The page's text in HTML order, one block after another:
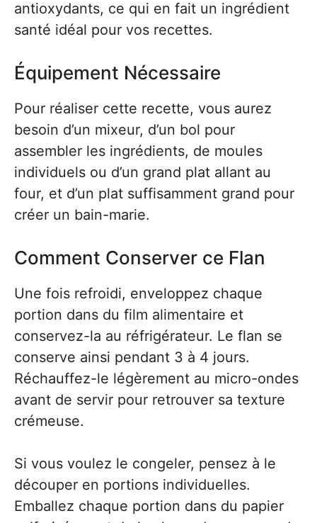
antioxydants, ce qui en fait un ingrédient
santé idéal pour vos recettes.
Équipement Nécessaire
Pour réaliser cette recette, vous aurez
besoin d’un mixeur, d’un bol pour
assembler les ingrédients, de moules
individuels ou d’un grand plat allant au
four, et d’un plat suffisamment grand pour
créer un bain-marie.
Comment Conserver ce Flan
Une fois refroidi, enveloppez chaque
portion dans du film alimentaire et
conservez-la au réfrigérateur. Le flan se
conserve ainsi pendant 3 à 4 jours.
Réchauffez-le légèrement au micro-ondes
avant de servir pour retrouver sa texture
crémeuse.
Si vous voulez le congeler, pensez à le
découper en portions individuelles.
Emballez chaque portion dans du papier